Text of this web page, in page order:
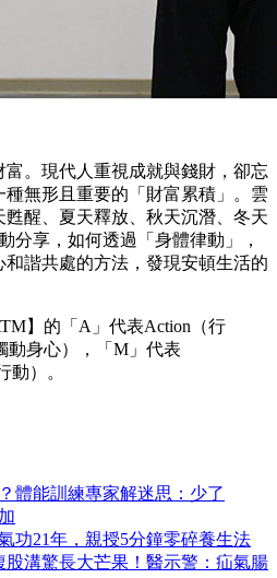
。現代人重視成就與錢財，卻忘
無形且重要的「財富累積」。雲
醒、夏天釋放、秋天沉潛、冬天
分享，如何透過「身體律動」，
諧共處的方法，發現安頓生活的
】的「A」代表Action（行
動身心），「M」代表
動）。
體能訓練專家解迷思：少了
功21年，親授5分鐘零碎養生法
股溝驚長大芒果！醫示警：疝氣腸